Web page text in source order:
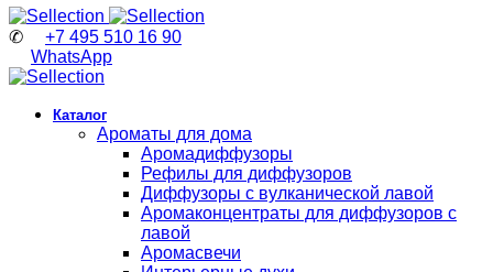
✆ +7 495 510 16 90
WhatsApp
Каталог
Ароматы для дома
Аромадиффузоры
Рефилы для диффузоров
Диффузоры с вулканической лавой
Аромаконцентраты для диффузоров с
лавой
Аромасвечи